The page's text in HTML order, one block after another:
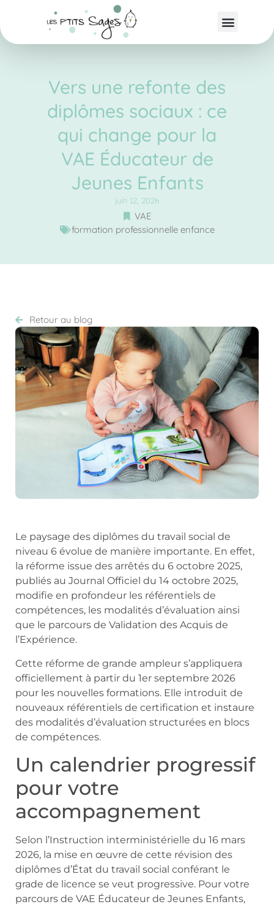
Vers une refonte des
diplômes sociaux : ce
qui change pour la
VAE Éducateur de
Jeunes Enfants
juin 12, 2026
VAE
formation professionnelle enfance
Retour au blog
Le paysage des diplômes du travail social de
niveau 6 évolue de manière importante. En effet,
la réforme issue des arrêtés du 6 octobre 2025,
publiés au Journal Officiel du 14 octobre 2025,
modifie en profondeur les référentiels de
compétences, les modalités d’évaluation ainsi
que le parcours de Validation des Acquis de
l’Expérience.
Cette réforme de grande ampleur s’appliquera
officiellement à partir du 1er septembre 2026
pour les nouvelles formations. Elle introduit de
nouveaux référentiels de certification et instaure
des modalités d’évaluation structurées en blocs
de compétences.
Un calendrier progressif
pour votre
accompagnement
Selon l’Instruction interministérielle du 16 mars
2026, la mise en œuvre de cette révision des
diplômes d’État du travail social conférant le
grade de licence se veut progressive. Pour votre
parcours de VAE Éducateur de Jeunes Enfants,